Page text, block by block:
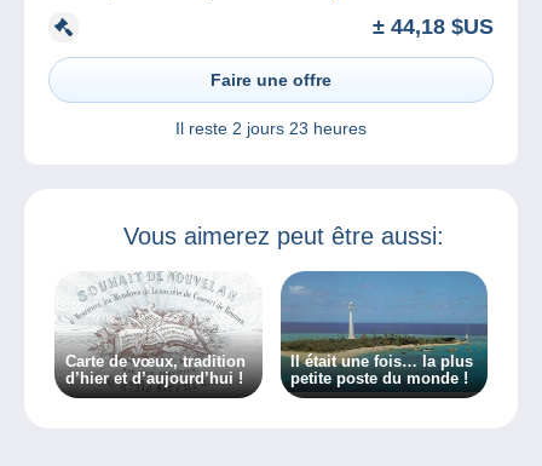
± 44,18 $US
Faire une offre
Il reste 2 jours 23 heures
Vous aimerez peut être aussi:
Carte de vœux, tradition
d’hier et d’aujourd’hui !
Il était une fois… la plus
petite poste du monde !